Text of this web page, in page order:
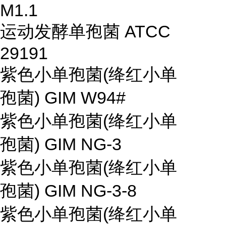
M1.1
运动发酵单孢菌 ATCC
29191
紫色小单孢菌(绛红小单
孢菌) GIM W94#
紫色小单孢菌(绛红小单
孢菌) GIM NG-3
紫色小单孢菌(绛红小单
孢菌) GIM NG-3-8
紫色小单孢菌(绛红小单